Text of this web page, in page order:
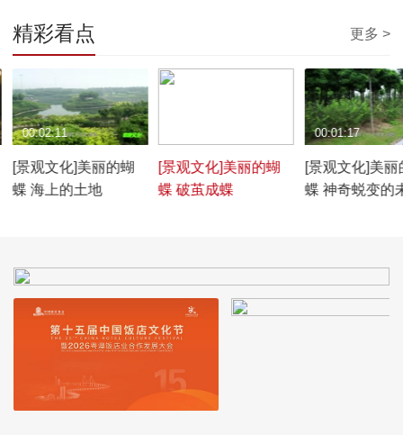
精彩看点 更多 >
[景观文化]美丽的蝴
蝶 海上的土地
00:02:11
[景观文化]美丽的蝴
蝶 破茧成蝶
[景观文化]美丽
蝶 神奇蜕变的
00:01:17